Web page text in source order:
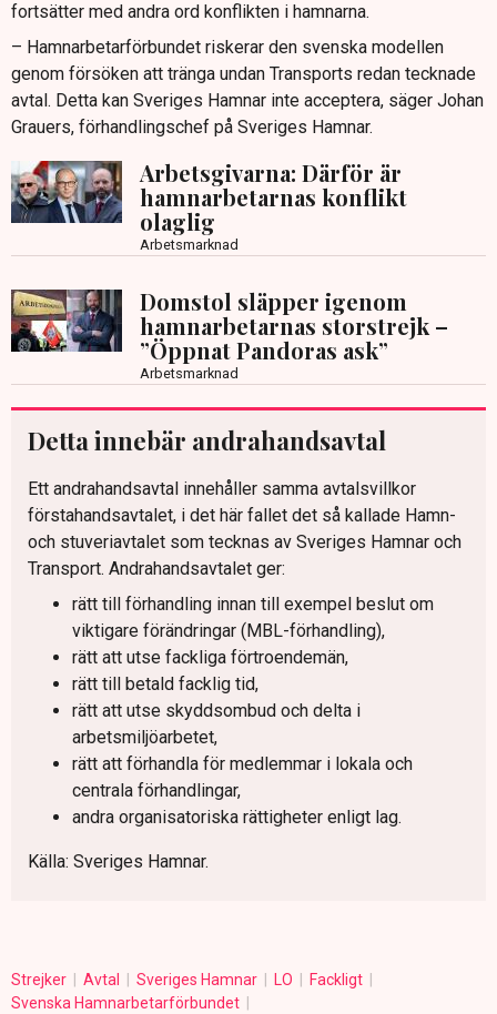
fortsätter med andra ord konflikten i hamnarna.
– Hamnarbetarförbundet riskerar den svenska modellen
genom försöken att tränga undan Transports redan tecknade
avtal. Detta kan Sveriges Hamnar inte acceptera, säger Johan
Grauers, förhandlingschef på Sveriges Hamnar.
Arbetsgivarna: Därför är
hamnarbetarnas konflikt
olaglig
Arbetsmarknad
Domstol släpper igenom
hamnarbetarnas storstrejk –
”Öppnat Pandoras ask”
Arbetsmarknad
Detta innebär andrahandsavtal
Ett andrahandsavtal innehåller samma avtalsvillkor
förstahandsavtalet, i det här fallet det så kallade Hamn-
och stuveriavtalet som tecknas av Sveriges Hamnar och
Transport. Andrahandsavtalet ger:
rätt till förhandling innan till exempel beslut om
viktigare förändringar (MBL-förhandling),
rätt att utse fackliga förtroendemän,
rätt till betald facklig tid,
rätt att utse skyddsombud och delta i
arbetsmiljöarbetet,
rätt att förhandla för medlemmar i lokala och
centrala förhandlingar,
andra organisatoriska rättigheter enligt lag.
Källa: Sveriges Hamnar.
Strejker Avtal Sveriges Hamnar LO
Fackligt
Svenska Hamnarbetarförbundet